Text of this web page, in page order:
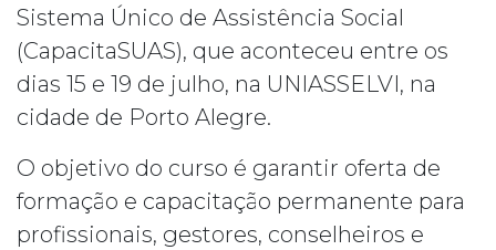
Sistema Único de Assistência Social
(CapacitaSUAS), que aconteceu entre os
dias 15 e 19 de julho, na UNIASSELVI, na
cidade de Porto Alegre.
O objetivo do curso é garantir oferta de
formação e capacitação permanente para
profissionais, gestores, conselheiros e